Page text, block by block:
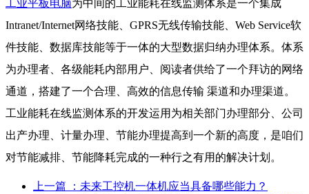
工业平板电脑为中间的工业能耗在线监测体系是一个集成
Intranet/Internet网络技能、GPRS无线传输技能、Web Service软
件技能、数据库技能等于一体的大型数据归纳办理体系。体系
为办理者、各级能耗内部用户、阅读者供给了一个拜访的网络
通道，搭建了一个合理、高效的信息传输 渠道和办理渠道。
工业能耗在线监测体系的开发运用为相关部门办理部分、公司
出产办理、计量办理、节能办理提高到一个新的高度，是咱们
对节能减排、节能降耗完成的一种行之有用的解决计划。
上一篇
：未来工控机一体机应当具备哪些能力？